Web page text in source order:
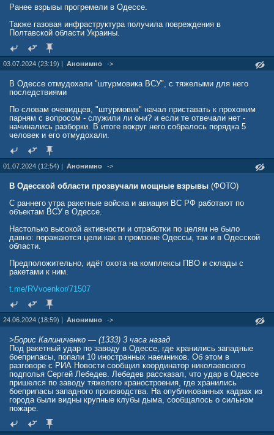
Ранее взрывы прогремели в Одессе.
Также газовая инфраструктура получила повреждения в
Полтавской области Украины.
03.07.2024 (23:19) | Анонимно ->
В Одессе отмудохали "штурмовика ВСУ", с тяжелыми для него
последствиями
По словам очевидцев, "штурмовик" начал приставать к прохожим
парням с вопросом - служили ли они? и если те отвечали нет -
начинались разборки. В итоге вокруг него собралось порядка 5
человек и его отмудохали.
01.07.2024 (12:54) | Анонимно ->
В Одесской области прозвучали мощные взрывы (ФОТО)
С раннего утра ракетные войска и авиация ВС РФ работают по
объектам ВСУ в Одессе.
Настолько высокой активности и отработки по целям не было
давно: поражаются цели как в промзоне Одессы, так и в Одесской
области.
Предположительно, идёт охота на комплексы ПВО и склады с
ракетами к ним.
t.me/RVvoenkor/71507
24.06.2024 (18:59) | Анонимно ->
>Борис Калиниченко — (1333) 3 часа назад
Под ракетный удар по заводу в Одессе, где хранились западные
боеприпасы, попали 10 иностранных наемников. Об этом в
разговоре с РИА Новости сообщил координатор николаевского
подполья Сергей Лебедев. Лебедев рассказал, что удар в Одессе
пришелся по заводу тяжелого краностроения, где хранились
боеприпасы западного производства. На опубликованных кадрах из
города были видны крупные клубы дыма, сообщалось о сильном
пожаре.